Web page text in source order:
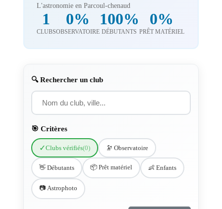
L'astronomie en Parcoul-chenaud
1
CLUBS
0%
OBSERVATOIRE
100%
DÉBUTANTS
0%
PRÊT MATÉRIEL
🔍 Rechercher un club
🎯 Critères
✓Clubs vérifiés(0) 🔭 Observatoire
👋 Débutants 📦 Prêt matériel 👶 Enfants
📷 Astrophoto